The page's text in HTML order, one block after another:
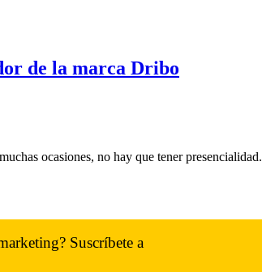
de la marca Dribo
ocasiones, no hay que tener presencialidad.
Suscríbete a